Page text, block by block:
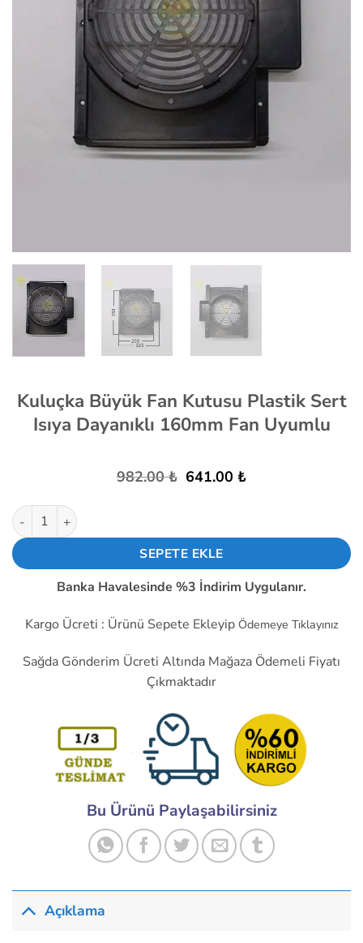
Kuluçka Büyük Fan Kutusu Plastik Sert
Isıya Dayanıklı 160mm Fan Uyumlu
982.00₺ Orijinal
641.00 ₺Şu
Kuluçka Büyük Fan Kutusu Plastik Sert Isıya Dayanıklı 160mm
SEPETE EKLE
Banka Havalesinde %3 İndirim Uygulanır.
Kargo Ücreti : Ürünü Sepete Ekleyip Ödemeye Tıklayınız
Sağda Gönderim Ücreti Altında Mağaza Ödemeli Fiyatı
Çıkmaktadır
Bu Ürünü Paylaşabilirsiniz
Açıklama